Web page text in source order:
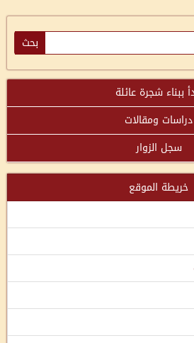
ببناء شجرة عائلة
دراسات ومقالات
سجل الزوار
خريطة الموقع